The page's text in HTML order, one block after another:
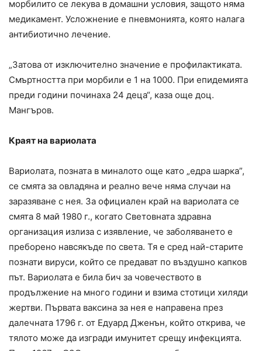
морбилито се лекува в домашни условия, защото няма
медикамент. Усложнение е пневмонията, която налага
антибиотично лечение.
„Затова от изключително значение е профилактиката.
Смъртността при морбили е 1 на 1000. При епидемията
преди години починаха 24 деца“, каза още доц.
Мангъров.
Краят на вариолата
Вариолата, позната в миналото още като „едра шарка”,
се смята за овладяна и реално вече няма случаи на
заразяване с нея. За официален край на вариолата се
смята 8 май 1980 г., когато Световната здравна
организация излиза с изявление, че заболяването е
преборено навсякъде по света. Тя е сред най-старите
познати вируси, който се предават по въздушно капков
път. Вариолата е била бич за човечеството в
продължение на много години и взима стотици хиляди
жертви. Първата ваксина за нея е направена през
далечната 1796 г. от Едуард Дженън, който открива, че
тялото може да изгради имунитет срещу инфекцията.